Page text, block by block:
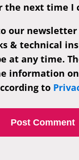
the next time I
our
& technical
at any time.
information
to